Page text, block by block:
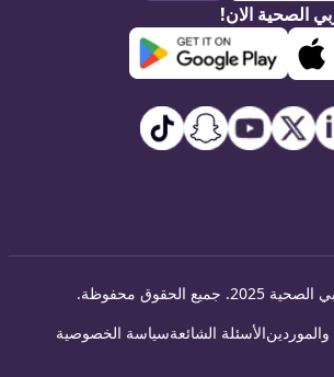
الصحية الان!
2025. جميع الحقوق محفوظة
.
الأسئلة الشائعةسياسة الخصوصية